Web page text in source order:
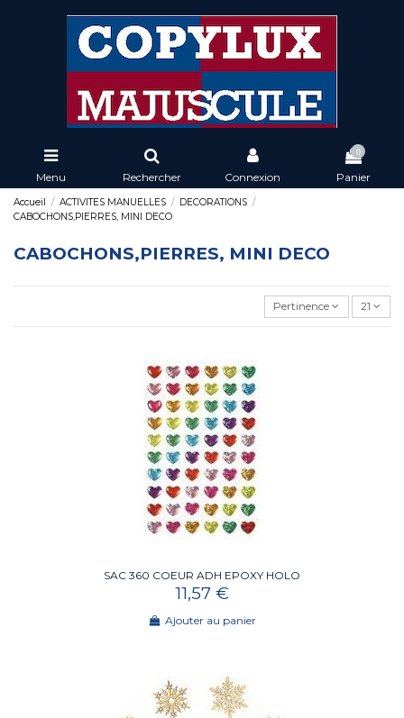
Menu Rechercher Connexion
0
Panier
Accueil ACTIVITES MANUELLES
DECORATIONS
CABOCHONS,PIERRES, MINI DECO
CABOCHONS,PIERRES, MINI DECO
Pertinence 21
SAC 360 COEUR ADH EPOXY HOLO
11,57 €
Ajouter au panier